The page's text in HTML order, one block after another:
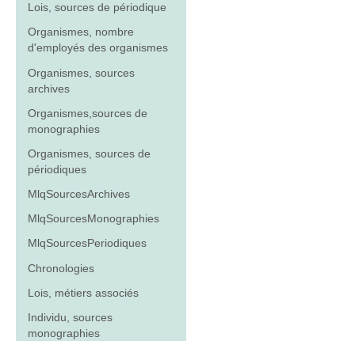
Lois, sources de périodique
Organismes, nombre
d'employés des organismes
Organismes, sources
archives
Organismes,sources de
monographies
Organismes, sources de
périodiques
MlqSourcesArchives
MlqSourcesMonographies
MlqSourcesPeriodiques
Chronologies
Lois, métiers associés
Individu, sources
monographies